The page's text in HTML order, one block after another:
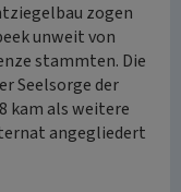
zogen
unweit von
stammten. Die
Seelsorge der
kam als weitere
angegliedert